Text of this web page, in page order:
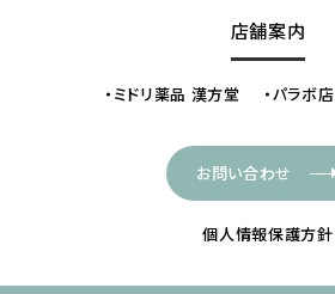
店舗案内
ミドリ薬品 漢方堂 パラボ店
個人情報保護方針
お問い合わせ